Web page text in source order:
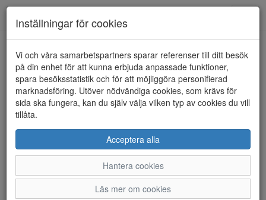
HEM BIRKENSTOCK
Inställningar för cookies
Vi och våra samarbetspartners sparar referenser till ditt besök
på din enhet för att kunna erbjuda anpassade funktioner,
spara besöksstatistik och för att möjliggöra personifierad
marknadsföring. Utöver nödvändiga cookies, som krävs för
sida ska fungera, kan du själv välja vilken typ av cookies du vill
tillåta.
Acceptera alla
Hantera cookies
Läs mer om cookies